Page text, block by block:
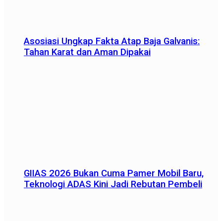
Asosiasi Ungkap Fakta Atap Baja Galvanis:
Tahan Karat dan Aman Dipakai
GIIAS 2026 Bukan Cuma Pamer Mobil Baru,
Teknologi ADAS Kini Jadi Rebutan Pembeli